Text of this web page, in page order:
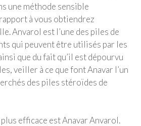
une méthode sensible
à vous obtiendrez
Anvarol est l’une des piles de
qui peuvent être utilisés par les
que du fait qu’il est dépourvu
veiller à ce que font Anavar l’un
des piles stéroïdes de
plus efficace est Anavar Anvarol.